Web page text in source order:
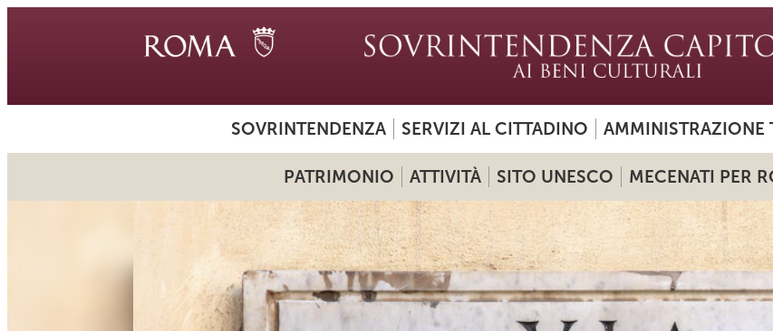
SOVRINTENDENZA SERVIZI AL CITTADINO AMMINISTRAZIONE
PATRIMONIO ATTIVITÀ SITO UNESCO MECENATI PER